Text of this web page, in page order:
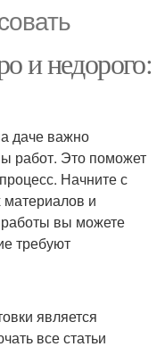
и недорого:
даче важно
работ. Это поможет
Начните с
и
работы вы можете
требуют
является
все статьи